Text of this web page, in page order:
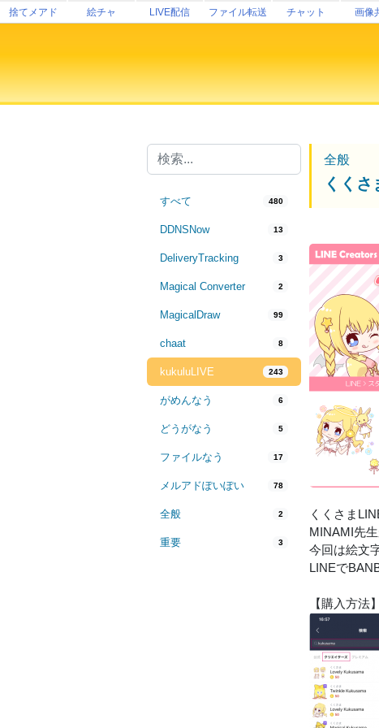
捨てメアド 絵チャ LIVE配信 ファイル転送 チャット 画像
すべて 480
DDNSNow 13
DeliveryTracking 3
Magical Converter 2
MagicalDraw 99
chaat 8
kukuluLIVE 243
がめんなう 6
どうがなう 5
ファイルなう 17
メルアドぽいぽい 78
全般 2
重要 3
全般
くく
くくさま
MINAMI先
今回は絵文
LINEで
【購入方法】